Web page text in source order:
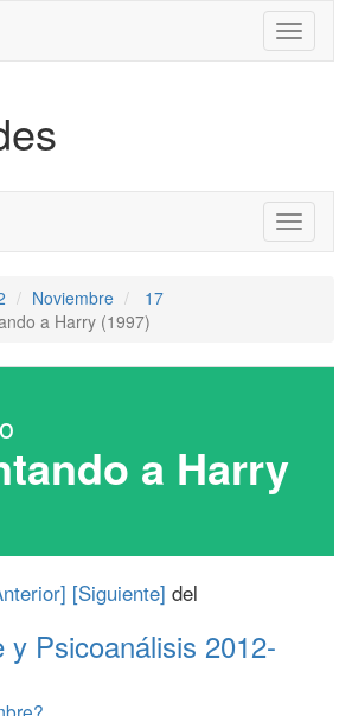
Toggle
Noviembre
17
a Harry (1997)
a Harry
[Siguiente] del
y Psicoanálisis 2012-